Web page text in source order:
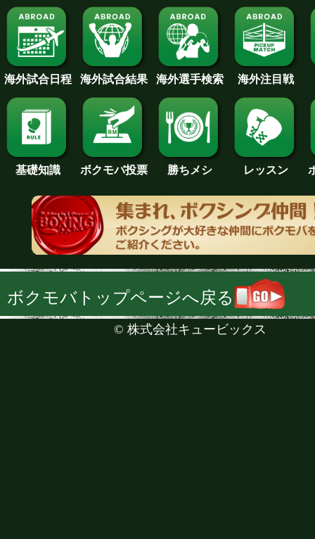
海外試合日程 海外試合結果 海外選手検索 海外注目戦
基礎知識 ボクモバ投票 勝ちメシ レッスン
ボクモバトップページへ戻る
© 株式会社キュービックス